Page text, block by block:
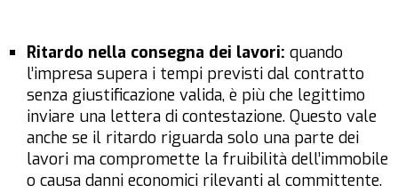
Ritardo nella consegna dei lavori: quando
l’impresa supera i tempi previsti dal contratto
senza giustificazione valida, è più che legittimo
inviare una lettera di contestazione. Questo vale
anche se il ritardo riguarda solo una parte dei
lavori ma compromette la fruibilità dell’immobile
o causa danni economici rilevanti al committente.